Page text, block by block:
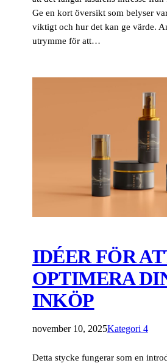
Ge en kort översikt som belyser
viktigt och hur det kan ge värde.
utrymme för att…
IDÉER FÖR
OPTIMERA
INKÖP
november 10, 2025Kategori 4
Detta stycke fungerar som en